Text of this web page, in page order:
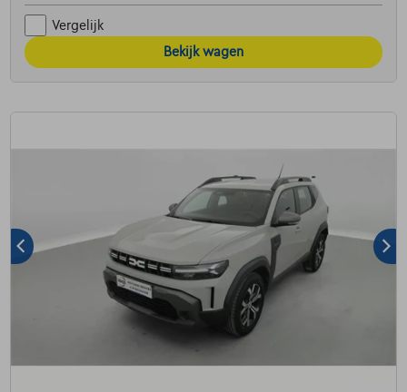
Vergelijk
Bekijk wagen